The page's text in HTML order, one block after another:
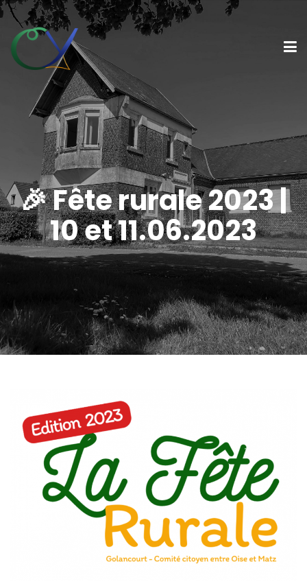
🎉 Fête rurale 2023 |
10 et 11.06.2023